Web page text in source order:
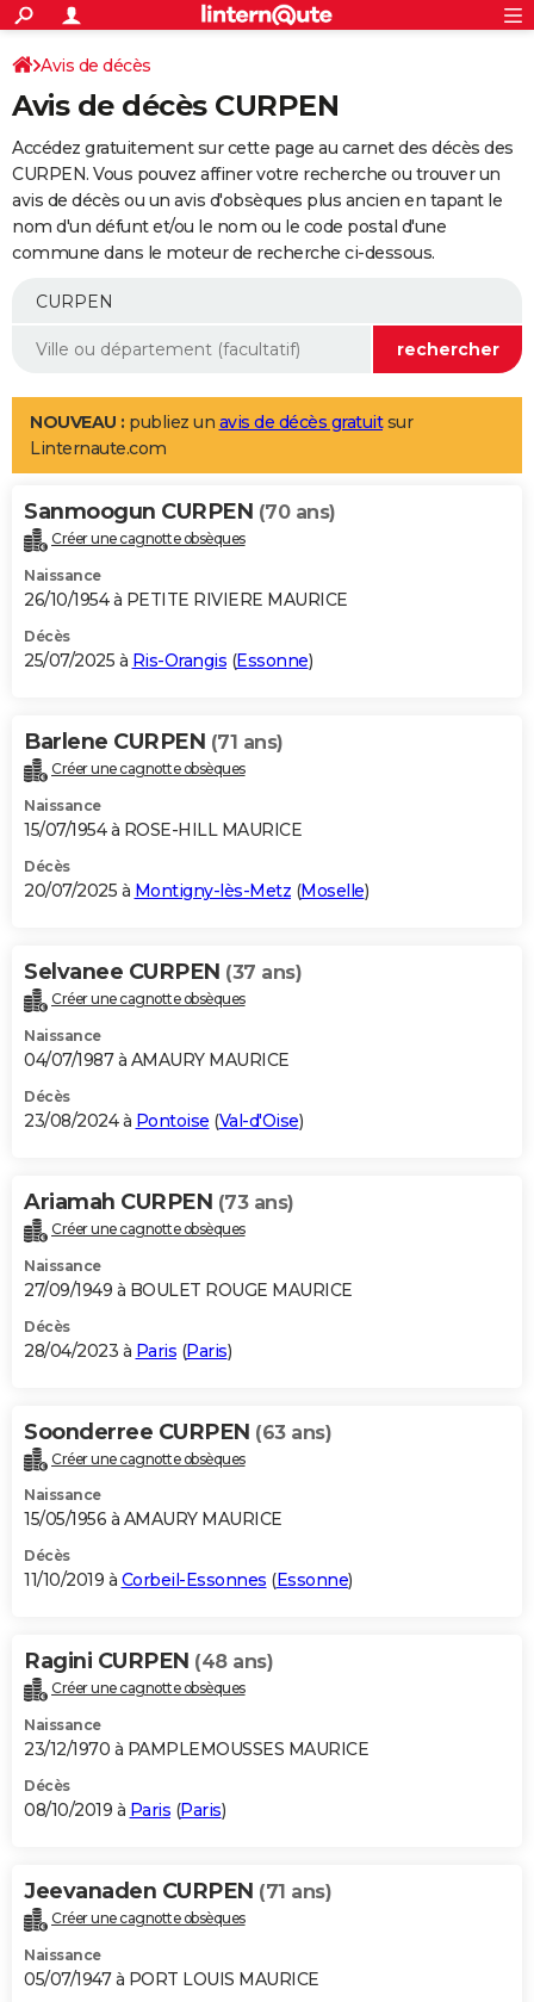
ACTUALITÉS
Politique
Société
Faits Divers
Education
Monde
Villes
+
SPORT
Coupe du monde 2026
Football
Tennis
Cyclisme
Rugby
Forum
Programme TV
TNT
Streaming
Cinéma
Sorties cinéma
Musique
+
FINANCE
Retraite
Epargne
Immobilier
Risques naturels par ville
Banque
Assurance
AUTO
Essais
Réserver un essai
Citadines
Berlines
SUV
Forum auto
+
Mobiles
Meilleur smartphone
Internet
Ordinateurs
Jeux vidéo
Guide high-tech
Aménagement intérieur
LIFESTYLE
Art de vivre
Bien-être
Loisirs
Mode
Modes de vie
Alimentation
Guide de la santé
Maladies
Médicaments
Sommeil
VOYAGE
Destinations
City break
Voyage nature
Voyage de noces
Forum
Climat
+PHOTO
GUIDES D'ACHAT
BONS PLANS
Carte de Noël
Carte Bonne année
Carte Saint-Valentin
Carte Pâques
Carte d'anniversaire
DICTIONNAIRE
Dictionnaire
Biographies
Citations
Expressions
Proverbes
PROGRAMME TV
S'inscrire
Se connecter
Lycées
Collèges
Primaires
Universités
Entreprises
Service militaire
Avis de recherche
AVIS DE DÉCÈS
Bricolage
Lifestyle
Culture
Sport
Auto
Television
Voyage
Cinema
Avis de décès
Avis de décès CURPEN
Accédez gratuitement sur cette page au carnet des décès des
CURPEN. Vous pouvez affiner votre recherche ou trouver un
avis de décès ou un avis d'obsèques plus ancien en tapant le
nom d'un défunt et/ou le nom ou le code postal d'une
commune dans le moteur de recherche ci-dessous.
NOUVEAU : publiez un avis de décès gratuitsur
Linternaute.com
Sanmoogun CURPEN (70 ans)
Créer une cagnotte obsèques
Naissance
26/10/1954 à PETITE RIVIERE MAURICE
Décès
25/07/2025 à Ris-Orangis (Essonne)
Barlene CURPEN (71 ans)
Créer une cagnotte obsèques
Naissance
15/07/1954 à ROSE-HILL MAURICE
Décès
20/07/2025 à Montigny-lès-Metz (Moselle)
Selvanee CURPEN (37 ans)
Créer une cagnotte obsèques
Naissance
04/07/1987 à AMAURY MAURICE
Décès
23/08/2024 à Pontoise (Val-d'Oise)
Ariamah CURPEN (73 ans)
Créer une cagnotte obsèques
Naissance
27/09/1949 à BOULET ROUGE MAURICE
Décès
28/04/2023 à Paris (Paris)
Soonderree CURPEN (63 ans)
Créer une cagnotte obsèques
Naissance
15/05/1956 à AMAURY MAURICE
Décès
11/10/2019 à Corbeil-Essonnes (Essonne)
Ragini CURPEN (48 ans)
Créer une cagnotte obsèques
Naissance
23/12/1970 à PAMPLEMOUSSES MAURICE
Décès
08/10/2019 à Paris (Paris)
Jeevanaden CURPEN (71 ans)
Créer une cagnotte obsèques
Naissance
05/07/1947 à PORT LOUIS MAURICE